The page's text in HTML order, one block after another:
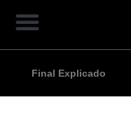
Final Explicado